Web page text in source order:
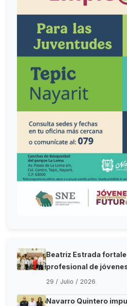
Beatriz Estrada
profesional de
29 / Julio / 2026
Navarro Quintero